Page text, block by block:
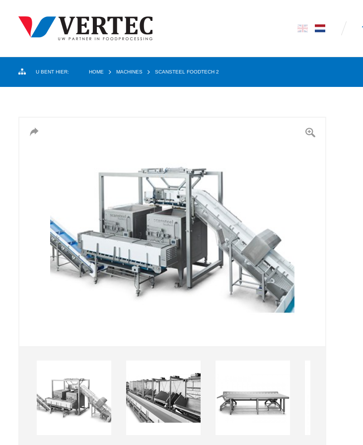
U BENT HIER: HOME MACHINES SCANSTEEL FOODTECH 2